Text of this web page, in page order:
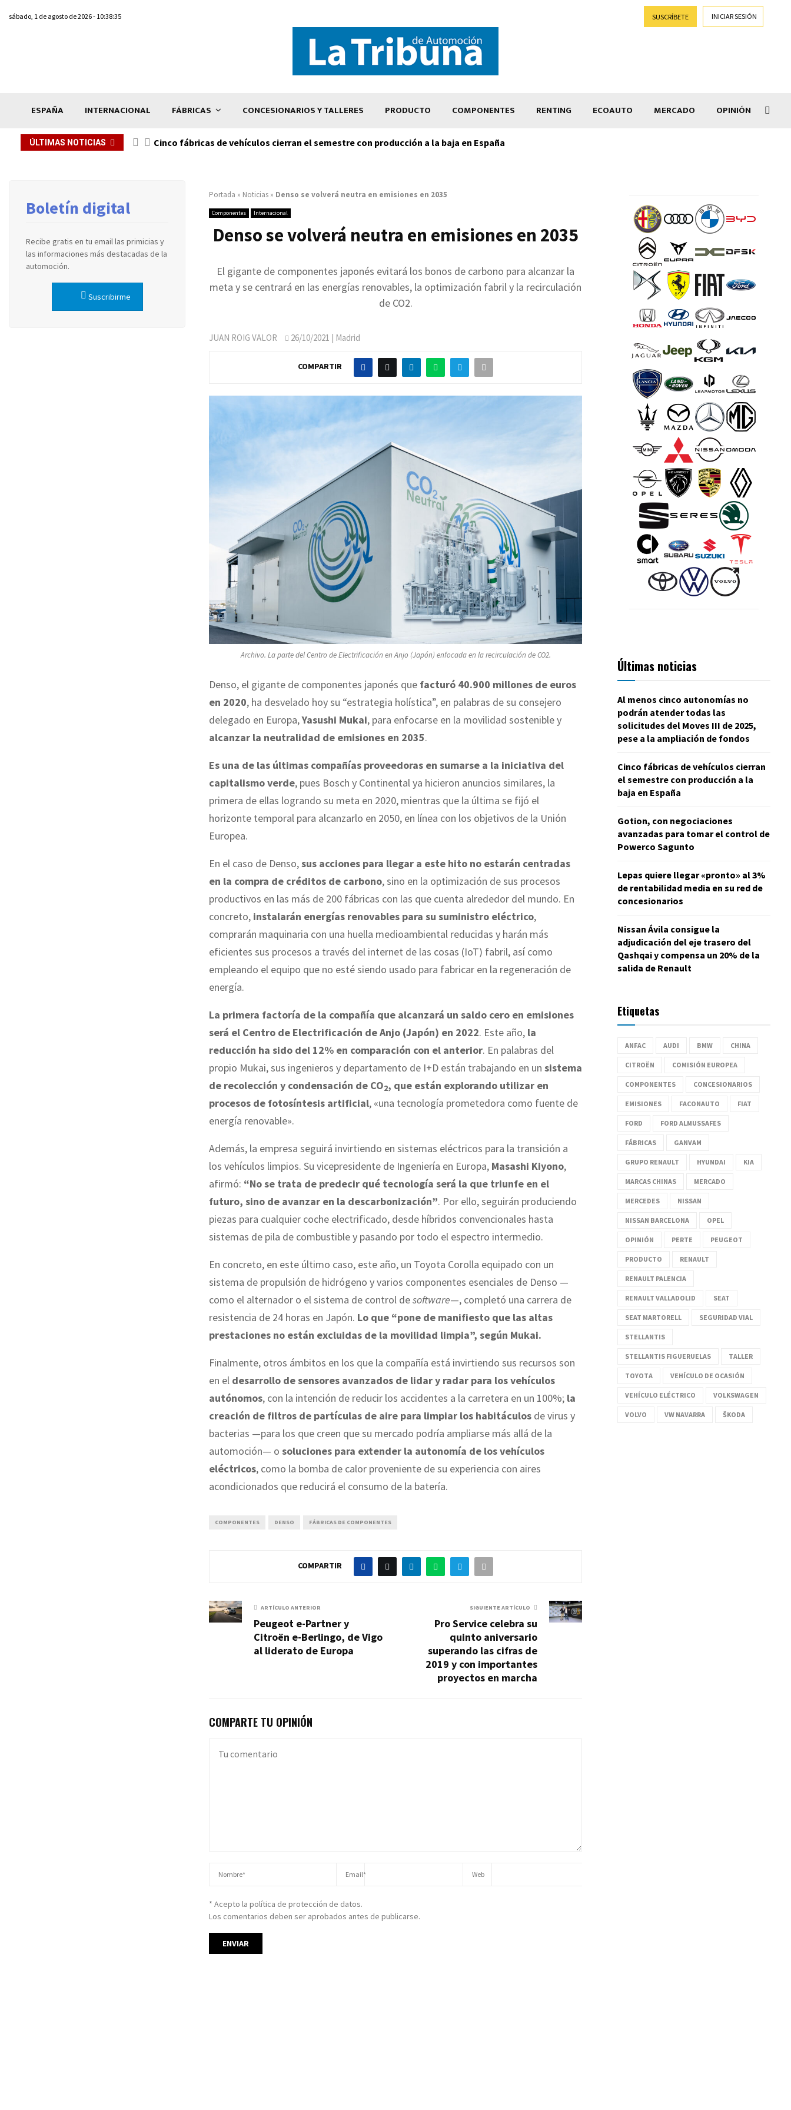
sábado, 1 de agosto de 2026 - 10:38:35 SUSCRÍBETE INICIAR SESIÓN
ESPAÑA INTERNACIONAL FÁBRICAS CONCESIONARIOS Y TALLERES PRODUCTO COMPONENTES RENTING ECOAUTO MERCADO OPINIÓN
ÚLTIMAS NOTICIAS Cinco fábricas de vehículos cierran el semestre con producción a la baja en España
Portada » Noticias » Denso se volverá neutra en emisiones en 2035
Componentes Internacional
Denso se volverá neutra en emisiones en 2035
El gigante de componentes japonés evitará los bonos de carbono para alcanzar la
meta y se centrará en las energías renovables, la optimización fabril y la recirculación
de CO2.
JUAN ROIG VALOR 26/10/2021 | Madrid
COMPARTIR
Archivo. La parte del Centro de Electrificación en Anjo (Japón) enfocada en la recirculación de CO2.
Denso, el gigante de componentes japonés que facturó 40.900 millones de euros
en 2020, ha desvelado hoy su “estrategia holística”, en palabras de su consejero
delegado en Europa,Yasushi Mukai, para enfocarse en la movilidad sostenible y
alcanzar la neutralidad de emisiones en 2035.
Es una de las últimas compañías proveedoras en sumarse a la iniciativa del
capitalismo verde, pues Bosch y Continental ya hicieron anuncios similares, la
primera de ellas logrando su meta en 2020, mientras que la última se fijó el
horizonte temporal para alcanzarlo en 2050, en línea con los objetivos de la Unión
Europea.
En el caso de Denso,sus acciones para llegar a este hito no estarán centradas
en la compra de créditos de carbono, sino en la optimización de sus procesos
productivos en las más de 200 fábricas con las que cuenta alrededor del mundo. En
concreto, instalarán energías renovables para su suministro eléctrico,
comprarán maquinaria con una huella medioambiental reducidas y harán más
eficientes sus procesos a través del internet de las cosas (IoT) fabril, así como
empleando el equipo que no esté siendo usado para fabricar en la regeneración de
energía.
La primera factoría de la compañía que alcanzará un saldo cero en emisiones
será el Centro de Electrificación de Anjo (Japón) en 2022. Este año, la
reducción ha sido del 12% en comparación con el anterior. En palabras del
propio Mukai, sus ingenieros y departamento de I+D están trabajando en un sistema
de recolección y condensación de CO2, que están explorando utilizar en
procesos de fotosíntesis artificial, «una tecnología prometedora como fuente de
energía renovable».
Además, la empresa seguirá invirtiendo en sistemas eléctricos para la transición a
los vehículos limpios. Su vicepresidente de Ingeniería en Europa, Masashi Kiyono,
afirmó: “No se trata de predecir qué tecnología será la que triunfe en el
futuro, sino de avanzar en la descarbonización”. Por ello, seguirán produciendo
piezas para cualquier coche electrificado, desde híbridos convencionales hasta
sistemas de pila de combustible y pasando por todo el espectro intermedio.
En concreto, en este último caso, este año, un Toyota Corolla equipado con un
sistema de propulsión de hidrógeno y varios componentes esenciales de Denso —
como el alternador o el sistema de control desoftware—, completó una carrera de
resistencia de 24 horas en Japón. Lo que “pone de manifiesto que las altas
prestaciones no están excluidas de la movilidad limpia”, según Mukai.
Finalmente, otros ámbitos en los que la compañía está invirtiendo sus recursos son
en el desarrollo de sensores avanzados de lidar y radar para los vehículos
autónomos, con la intención de reducir los accidentes a la carretera en un 100%; la
creación de filtros de partículas de aire para limpiar los habitáculos de virus y
bacterias —para los que creen que su mercado podría ampliarse más allá de la
automoción— o soluciones para extender la autonomía de los vehículos
eléctricos, como la bomba de calor proveniente de su experiencia con aires
acondicionados que reducirá el consumo de la batería.
COMPONENTES DENSO FÁBRICAS DE COMPONENTES
COMPARTIR
ARTÍCULO ANTERIOR
Peugeot e-Partner y
Citroën e-Berlingo, de Vigo
al liderato de Europa
SIGUIENTE ARTÍCULO
Pro Service celebra su
quinto aniversario
superando las cifras de
2019 y con importantes
proyectos en marcha
COMPARTE TU OPINIÓN
* Acepto la política de protección de datos.
Los comentarios deben ser aprobados antes de publicarse.
Boletín digital
Recibe gratis en tu email las primicias y
las informaciones más destacadas de la
automoción.
Suscribirme
Últimas noticias
Al menos cinco autonomías no
podrán atender todas las
solicitudes del Moves III de 2025,
pese a la ampliación de fondos
Cinco fábricas de vehículos cierran
el semestre con producción a la
baja en España
Gotion, con negociaciones
avanzadas para tomar el control de
Powerco Sagunto
Lepas quiere llegar «pronto» al 3%
de rentabilidad media en su red de
concesionarios
Nissan Ávila consigue la
adjudicación del eje trasero del
Qashqai y compensa un 20% de la
salida de Renault
Etiquetas
ANFAC AUDI BMW CHINA
CITROËN COMISIÓN EUROPEA
COMPONENTES CONCESIONARIOS
EMISIONES FACONAUTO FIAT
FORD FORD ALMUSSAFES
FÁBRICAS GANVAM
GRUPO RENAULT HYUNDAI KIA
MARCAS CHINAS MERCADO
MERCEDES NISSAN
NISSAN BARCELONA OPEL
OPINIÓN PERTE PEUGEOT
PRODUCTO RENAULT
RENAULT PALENCIA
RENAULT VALLADOLID SEAT
SEAT MARTORELL SEGURIDAD VIAL
STELLANTIS
STELLANTIS FIGUERUELAS TALLER
TOYOTA VEHÍCULO DE OCASIÓN
VEHÍCULO ELÉCTRICO VOLKSWAGEN
VOLVO VW NAVARRA ŠKODA